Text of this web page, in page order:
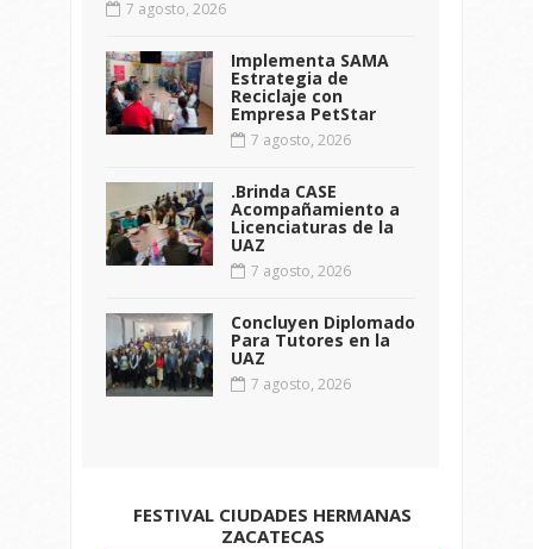
7 agosto, 2026
Implementa SAMA
Estrategia de
Reciclaje con
Empresa PetStar
7 agosto, 2026
.Brinda CASE
Acompañamiento a
Licenciaturas de la
UAZ
7 agosto, 2026
Concluyen Diplomado
Para Tutores en la
UAZ
7 agosto, 2026
FESTIVAL CIUDADES HERMANAS
ZACATECAS